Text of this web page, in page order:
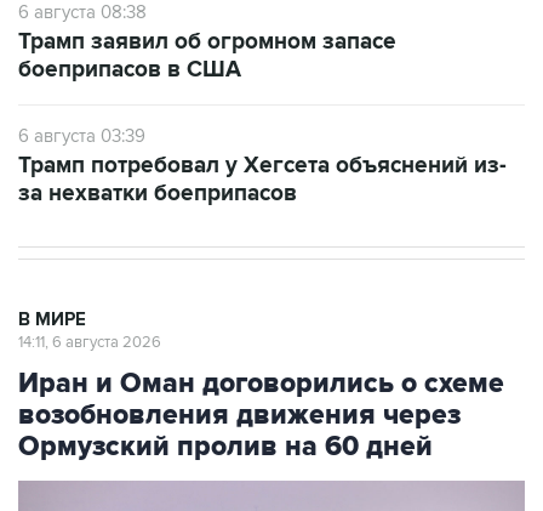
6 августа 08:38
Трамп заявил об огромном запасе
боеприпасов в США
6 августа 03:39
Трамп потребовал у Хегсета объяснений из-
за нехватки боеприпасов
В МИРЕ
14:11, 6 августа 2026
Иран и Оман договорились о схеме
возобновления движения через
Ормузский пролив на 60 дней